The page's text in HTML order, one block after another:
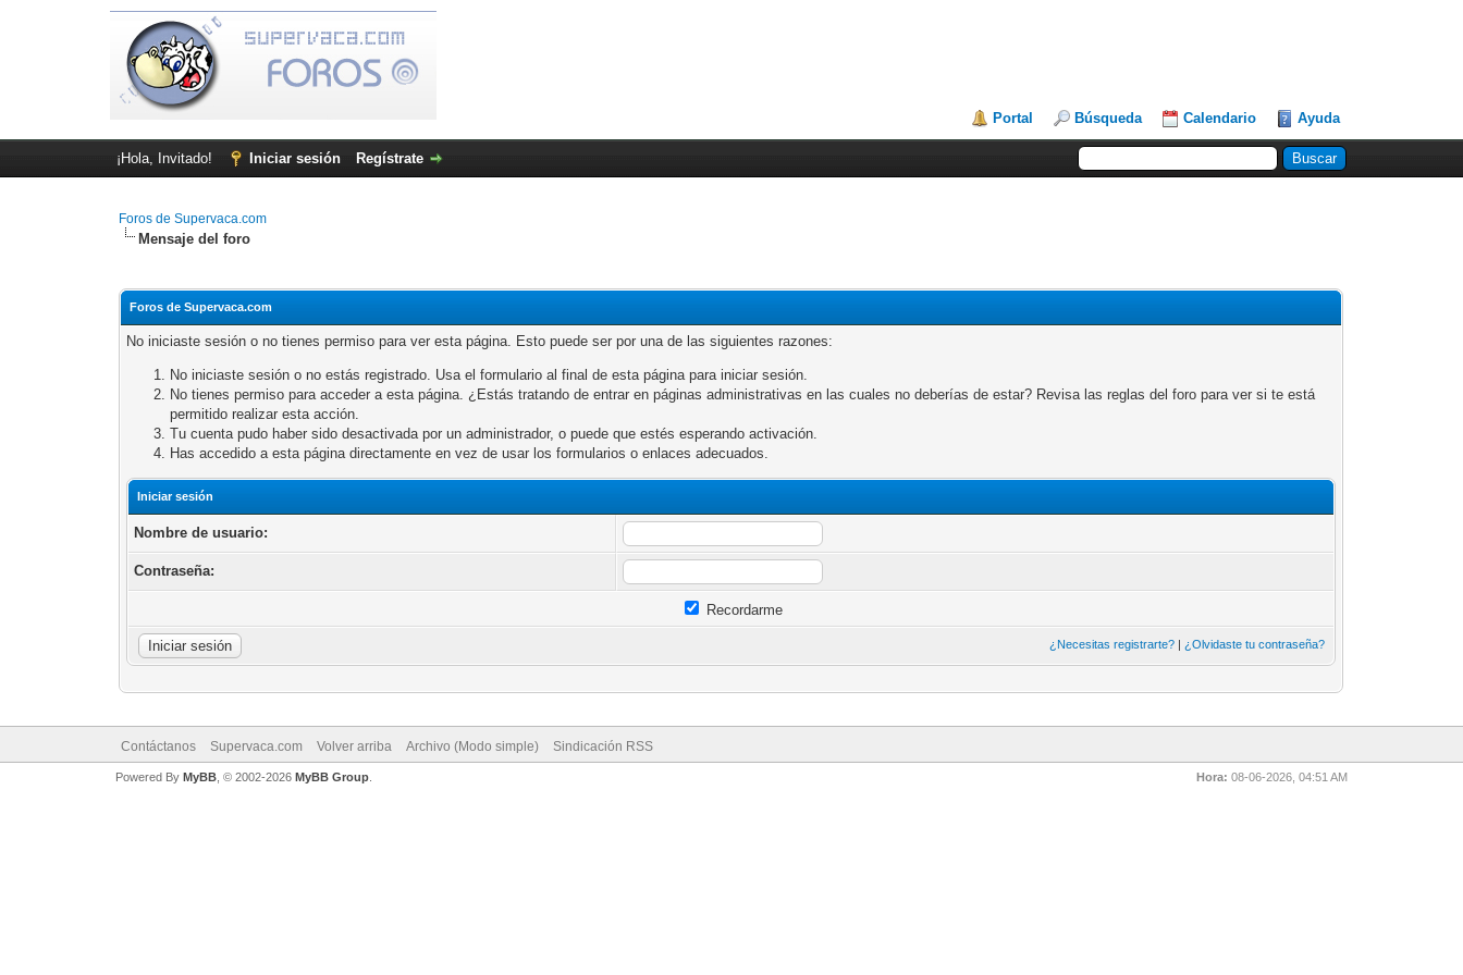
Portal Búsqueda Calendario Ayuda
¡Hola, Invitado! Iniciar sesión Regístrate
Foros de Supervaca.com
Mensaje del foro
Foros de Supervaca.com
No iniciaste sesión o no tienes permiso para ver esta página. Esto puede ser por una de las siguientes razones:
No iniciaste sesión o no estás registrado. Usa el formulario al final de esta página para iniciar sesión.
No tienes permiso para acceder a esta página. ¿Estás tratando de entrar en páginas administrativas en las cuales no deberías de estar? Revisa las reglas del foro para ver si te está
permitido realizar esta acción.
Tu cuenta pudo haber sido desactivada por un administrador, o puede que estés esperando activación.
Has accedido a esta página directamente en vez de usar los formularios o enlaces adecuados.
Iniciar sesión
Nombre de usuario:
Contraseña:
Recordarme
¿Necesitas registrarte? | ¿Olvidaste tu contraseña?
Contáctanos Supervaca.com Volver arriba Archivo (Modo simple) Sindicación RSS
Hora: 08-06-2026, 04:51 AM
Powered By MyBB, © 2002-2026 MyBB Group.